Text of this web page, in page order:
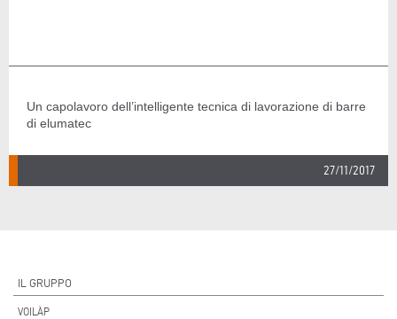
Un capolavoro dell’intelligente tecnica di lavorazione di barre
di elumatec
27/11/2017
IL GRUPPO
VOILÀP